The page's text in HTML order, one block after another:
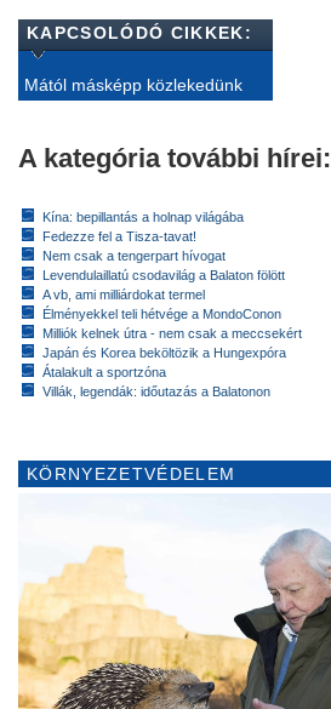
KAPCSOLÓDÓ CIKKEK:
Mától másképp közlekedünk
A kategória további hírei:
Kína: bepillantás a holnap világába
Fedezze fel a Tisza-tavat!
Nem csak a tengerpart hívogat
Levendulaillatú csodavilág a Balaton fölött
A vb, ami milliárdokat termel
Élményekkel teli hétvége a MondoConon
Milliók kelnek útra - nem csak a meccsekért
Japán és Korea beköltözik a Hungexpóra
Átalakult a sportzóna
Villák, legendák: időutazás a Balatonon
KÖRNYEZETVÉDELEM